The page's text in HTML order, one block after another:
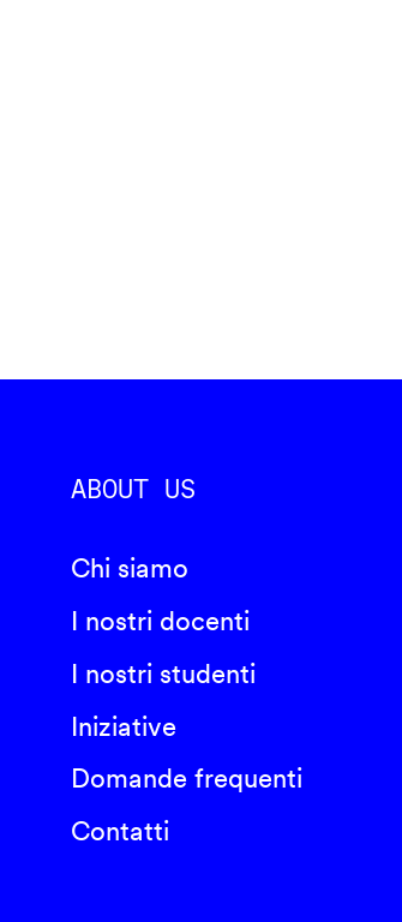
ABOUT US
Chi siamo
I nostri docenti
I nostri studenti
Iniziative
Domande frequenti
Contatti